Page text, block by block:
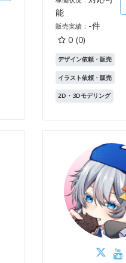
能
販売実績： -件
0 (0)
デザイン依頼・販売
イラスト依頼・販売
2D・3Dモデリング